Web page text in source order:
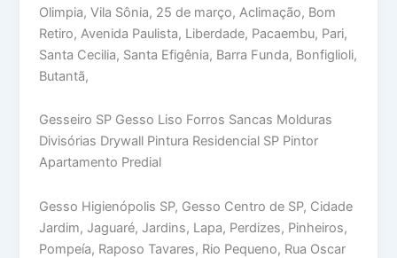
Olimpia, Vila Sônia, 25 de março, Aclimação, Bom
Retiro, Avenida Paulista, Liberdade, Pacaembu, Pari,
Santa Cecilia, Santa Efigênia, Barra Funda, Bonfiglioli,
Butantã,
Gesseiro SP Gesso Liso Forros Sancas Molduras
Divisórias Drywall Pintura Residencial SP Pintor
Apartamento Predial
Gesso Higienópolis SP, Gesso Centro de SP, Cidade
Jardim, Jaguaré, Jardins, Lapa, Perdizes, Pinheiros,
Pompeía, Raposo Tavares, Rio Pequeno, Rua Oscar